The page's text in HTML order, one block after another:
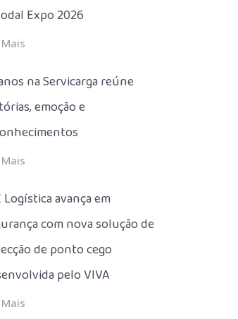
Expo 2026
na Servicarga reúne
emoção e
Logística avança em
com nova solução de
de ponto cego
pelo VIVA